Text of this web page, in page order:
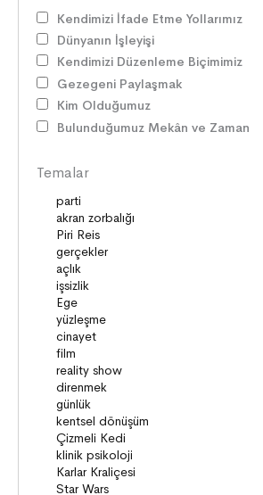
MİLLİ MÜCADELE
OKUMA KÜLTÜRÜ
ERDEMLER
DESTANLAR
SANAT
ÇOCUK DÜNYASI
TARİH
VATANDAŞLIK
MİLLİ KÜLTÜR
DUYGULAR
HAYAL GÜCÜ
MİLLİ KÜLTÜRÜMÜZ
DAVRANIŞLAR
SAĞLIK ve SPOR
YETENEKLER
BİREY ve TOPLUM
ANLAM ARAYIŞI
PSİKOLOJİ
SAĞLIK ve ÇEVRE
OYUNLAR
Kendimizi İfade Etme Yollarımız
Dünyanın İşleyişi
Kendimizi Düzenleme Biçimimiz
Gezegeni Paylaşmak
Kim Olduğumuz
Bulunduğumuz Mekân ve Zaman
Temalar